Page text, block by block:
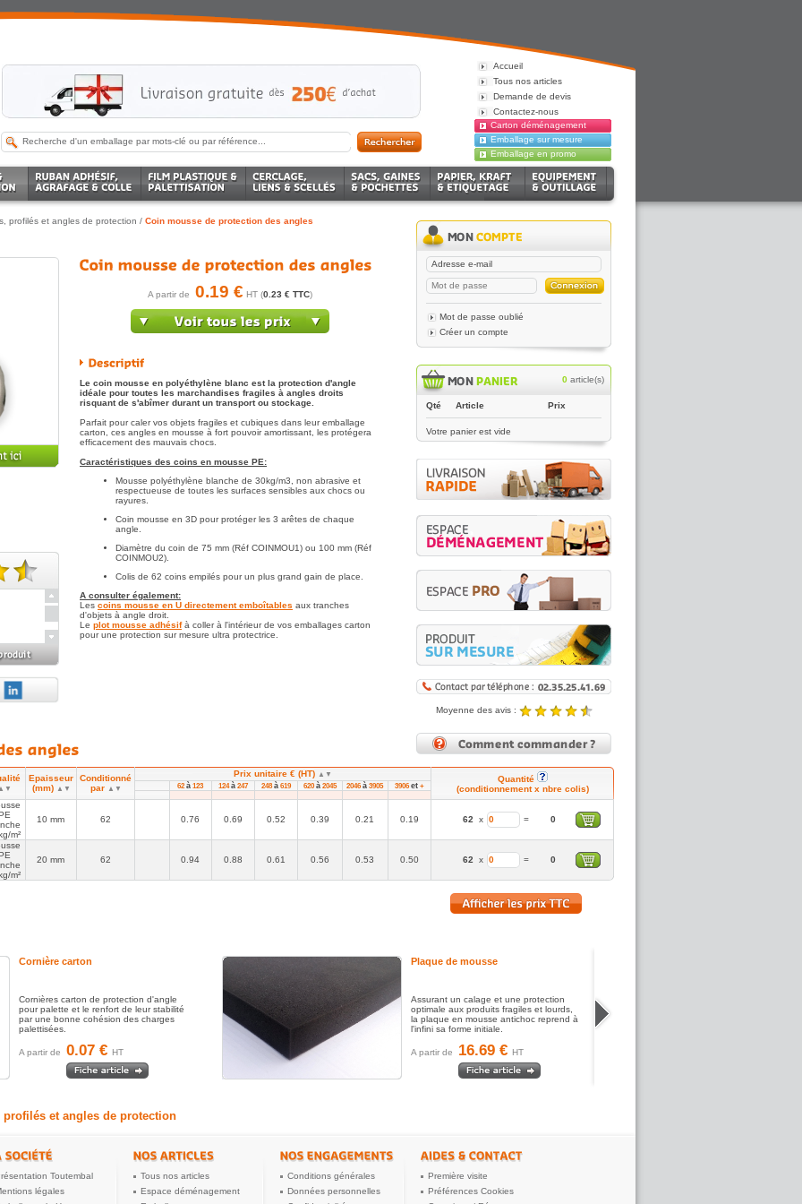
profilés et angles de protection / Coin mousse de protection des angles
A partir de 0.19 € HT (0.23 € TTC)
Le coin mousse en polyéthylène blanc est la protection d'angle
idéale pour toutes les marchandises fragiles à angles droits
risquant de s'abîmer durant un transport ou stockage.
Parfait pour caler vos objets fragiles et cubiques dans leur emballage
carton, ces angles en mousse à fort pouvoir amortissant, les protégera
efficacement des mauvais chocs.
Caractéristiques des coins en mousse PE:
Mousse polyéthylène blanche de 30kg/m3, non abrasive et
respectueuse de toutes les surfaces sensibles aux chocs ou
rayures.
Coin mousse en 3D pour protéger les 3 arêtes de chaque
angle.
Diamètre du coin de 75 mm (Réf COINMOU1) ou 100 mm (Réf
COINMOU2).
Colis de 62 coins empilés pour un plus grand gain de place.
A consulter également:
Les coins mousse en U directement emboîtables aux tranches
d'objets à angle droit.
Le plot mousse adhésifà coller à l'intérieur de vos emballages carton
pour une protection sur mesure ultra protectrice.
Mot de passe oublié
Créer un compte
0 article(s)
Qté Article Prix
Votre panier est vide
Moyenne des avis :
Noté4.89/5 |8431reviews
▲▼
Epaisseur
(mm) ▲▼
Conditionné
par ▲▼
Prix unitaire € (HT) ▲▼
Quantité
(conditionnement x nbre colis)
62à 123 124à247 248à619 620 à2045 2046à 3905 3906et+
m²
10 mm 62 0.76 0.69 0.52 0.39 0.21 0.19 62 x = 0
m²
20 mm 62 0.94 0.88 0.61 0.56 0.53 0.50 62 x = 0
Cornière carton
Cornières carton de protection d'angle
pour palette et le renfort de leur stabilité
par une bonne cohésion des charges
palettisées.
A partir de 0.07 € HT
Plaque de mousse
Assurant un calage et une protection
optimale aux produits fragiles et lourds,
la plaque en mousse antichoc reprend à
l'infini sa forme initiale.
A partir de 16.69 € HT
et angles de protection
Accueil
Tous nos articles
Demande de devis
Contactez-nous
Carton déménagement
Emballage sur mesure
Emballage en promo
Toutembal
légales
Tous nos articles
Espace déménagement
Conditions générales
Données personnelles
Première visite
Préférences Cookies